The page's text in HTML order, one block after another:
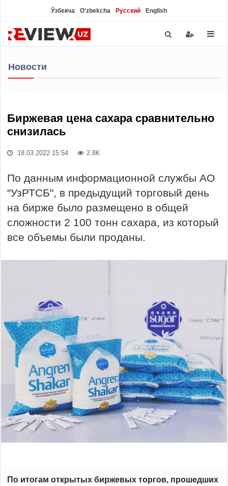
Ўзбекча O'zbekcha Русский English
Новости
Биржевая цена сахара сравнительно
снизилась
18.03.2022 15:54 2.8K
По данным информационной службы АО
"УзРТСБ", в предыдущий торговый день
на бирже было размещено в общей
сложности 2 100 тонн сахара, из который
все объемы были проданы.
По итогам открытых биржевых торгов, прошедших